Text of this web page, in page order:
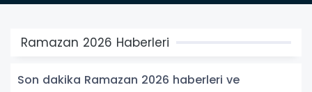
Düzenlemeye Hazırız"
Ramazan 2026 Haberleri
Son dakika Ramazan 2026 haberleri ve